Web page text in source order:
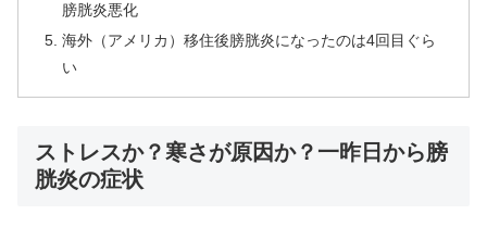
膀胱炎悪化
海外（アメリカ）移住後膀胱炎になったのは4回目ぐら
い
ストレスか？寒さが原因か？一昨日から膀
胱炎の症状